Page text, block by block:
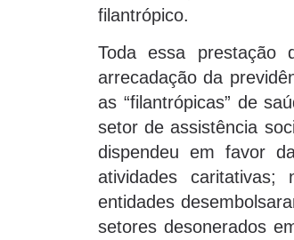
filantrópico.
Toda essa prestação
arrecadação da
as “filantrópicas” de
setor de assistência
dispendeu em favor
atividades
entidades
setores desonerados